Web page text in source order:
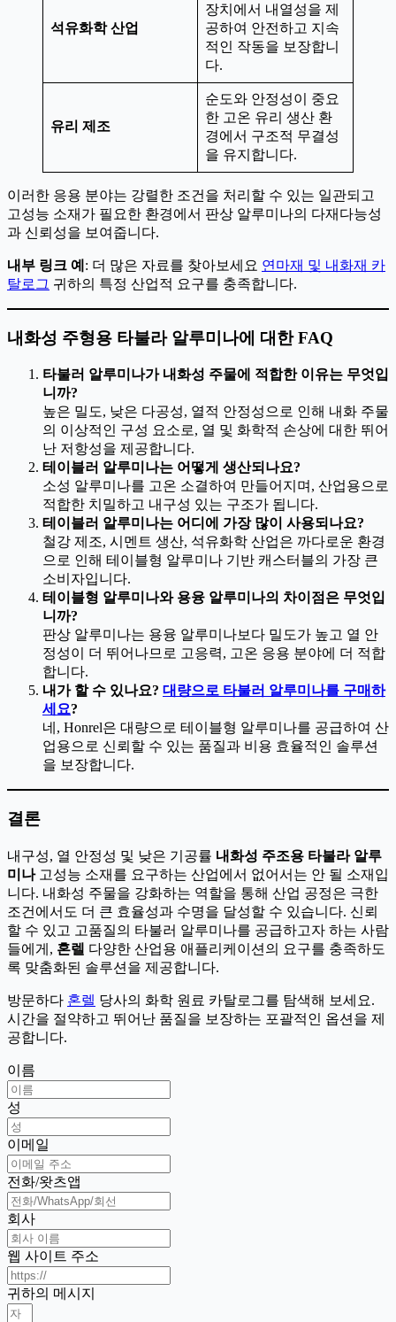
석유화학 산업
장치에서 내열성을 제
공하여 안전하고 지속
적인 작동을 보장합니
다.
유리 제조
순도와 안정성이 중요
한 고온 유리 생산 환
경에서 구조적 무결성
을 유지합니다.
이러한 응용 분야는 강렬한 조건을 처리할 수 있는 일관되고
고성능 소재가 필요한 환경에서 판상 알루미나의 다재다능성
과 신뢰성을 보여줍니다.
내부 링크 예 : 더 많은 자료를 찾아보세요 연마재 및 내화재 카
탈로그 귀하의 특정 산업적 요구를 충족합니다.
내화성 주형용 타불라 알루미나에 대한 FAQ
타불러 알루미나가 내화성 주물에 적합한 이유는 무엇입
니까?
높은 밀도, 낮은 다공성, 열적 안정성으로 인해 내화 주물
의 이상적인 구성 요소로, 열 및 화학적 손상에 대한 뛰어
난 저항성을 제공합니다.
테이블러 알루미나는 어떻게 생산되나요?
소성 알루미나를 고온 소결하여 만들어지며, 산업용으로
적합한 치밀하고 내구성 있는 구조가 됩니다.
테이블러 알루미나는 어디에 가장 많이 사용되나요?
철강 제조, 시멘트 생산, 석유화학 산업은 까다로운 환경
으로 인해 테이블형 알루미나 기반 캐스터블의 가장 큰
소비자입니다.
테이블형 알루미나와 용융 알루미나의 차이점은 무엇입
니까?
판상 알루미나는 용융 알루미나보다 밀도가 높고 열 안
정성이 더 뛰어나므로 고응력, 고온 응용 분야에 더 적합
합니다.
내가 할 수 있나요? 대량으로 타불러 알루미나를 구매하
세요?
네, Honrel은 대량으로 테이블형 알루미나를 공급하여 산
업용으로 신뢰할 수 있는 품질과 비용 효율적인 솔루션
을 보장합니다.
결론
내구성, 열 안정성 및 낮은 기공률 내화성 주조용 타불라 알루
미나고성능 소재를 요구하는 산업에서 없어서는 안 될 소재입
니다. 내화성 주물을 강화하는 역할을 통해 산업 공정은 극한
조건에서도 더 큰 효율성과 수명을 달성할 수 있습니다. 신뢰
할 수 있고 고품질의 타불러 알루미나를 공급하고자 하는 사람
들에게, 혼렐 다양한 산업용 애플리케이션의 요구를 충족하도
록 맞춤화된 솔루션을 제공합니다.
방문하다 혼렐 당사의 화학 원료 카탈로그를 탐색해 보세요.
시간을 절약하고 뛰어난 품질을 보장하는 포괄적인 옵션을 제
공합니다.
이름
성
이메일
전화/왓츠앱
회사
웹 사이트 주소
귀하의 메시지